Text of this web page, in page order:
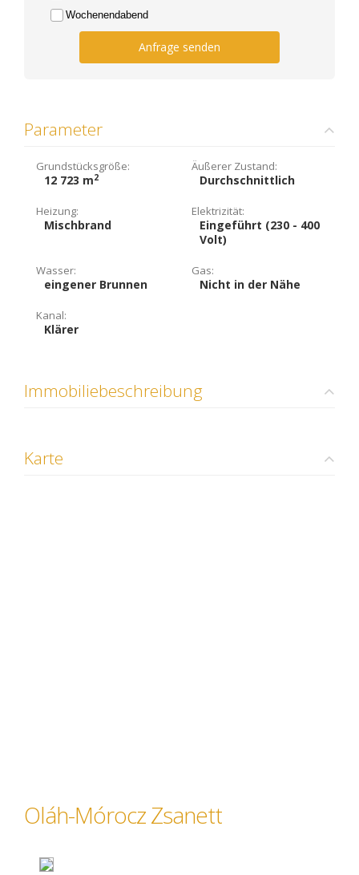
Wochenendabend
Anfrage senden
Parameter
Grundstücksgröße:
12 723 m2
Äußerer Zustand:
Durchschnittlich
Heizung:
Mischbrand
Elektrizität:
Eingeführt (230 - 400
Volt)
Wasser:
eingener Brunnen
Gas:
Nicht in der Nähe
Kanal:
Klärer
Immobiliebeschreibung
Karte
Oláh-Mórocz Zsanett